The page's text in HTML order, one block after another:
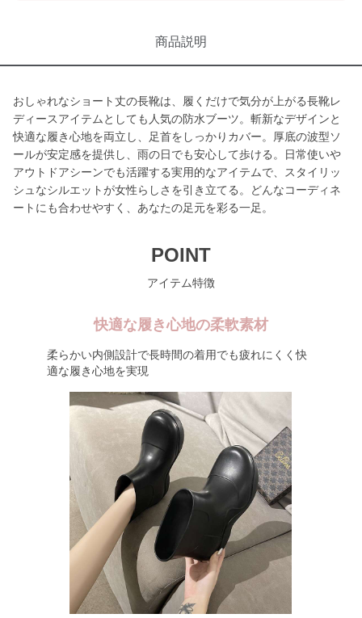
商品説明
おしゃれなショート丈の長靴は、履くだけで気分が上がる長靴レ
ディースアイテムとしても人気の防水ブーツ。斬新なデザインと
快適な履き心地を両立し、足首をしっかりカバー。厚底の波型ソ
ールが安定感を提供し、雨の日でも安心して歩ける。日常使いや
アウトドアシーンでも活躍する実用的なアイテムで、スタイリッ
シュなシルエットが女性らしさを引き立てる。どんなコーディネ
ートにも合わせやすく、あなたの足元を彩る一足。
POINT
アイテム特徴
快適な履き心地の柔軟素材
柔らかい内側設計で長時間の着用でも疲れにくく快
適な履き心地を実現